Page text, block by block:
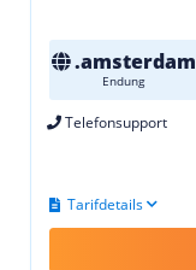
.amsterdam
Endung
Telefonsupport
Tarifdetails